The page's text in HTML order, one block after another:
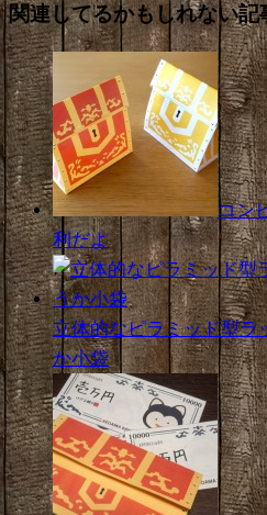
関連してるかもしれない記
コン
利だよ
立体的なピラミッド型ラ
か小袋